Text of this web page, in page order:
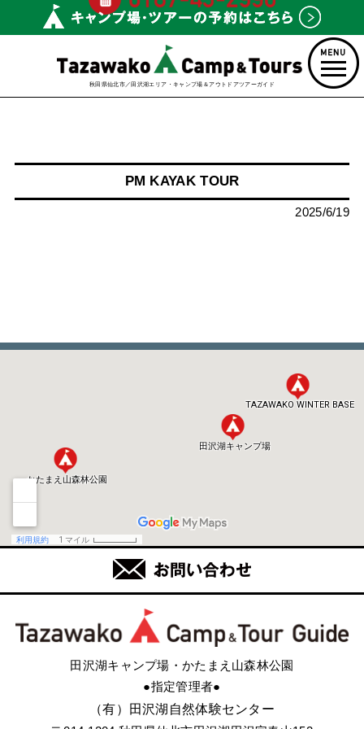
秋田県仙北市／田沢湖エリア・キャンプ場＆アウトドアツアーガイド
PM KAYAK TOUR
2025/6/19
田沢湖キャンプ場・かたまえ山森林公園
●指定管理者●
（有）田沢湖自然体験センター